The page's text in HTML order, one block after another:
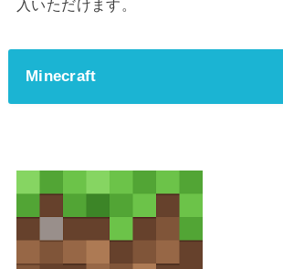
入いただけます。
Minecraft